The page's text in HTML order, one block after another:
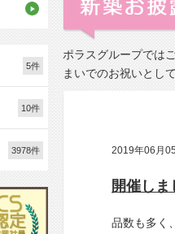
ポラスグループでは
まいでのお祝いとし
2019年06月
品数も多く
5件
10件
3978件